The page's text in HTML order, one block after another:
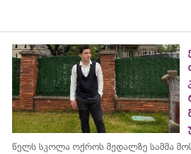
წელს სკოლა ოქროს მედალზე სამმა